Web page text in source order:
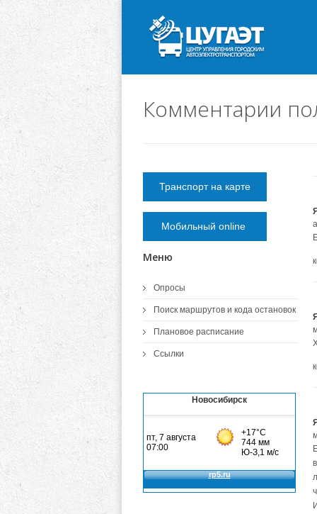
Комментарии
Транспорт на карте
Мобильный online
Меню
Опросы
Поиск маршрутов и кода остановок
Плановое расписание
Ссылки
Новосибирск